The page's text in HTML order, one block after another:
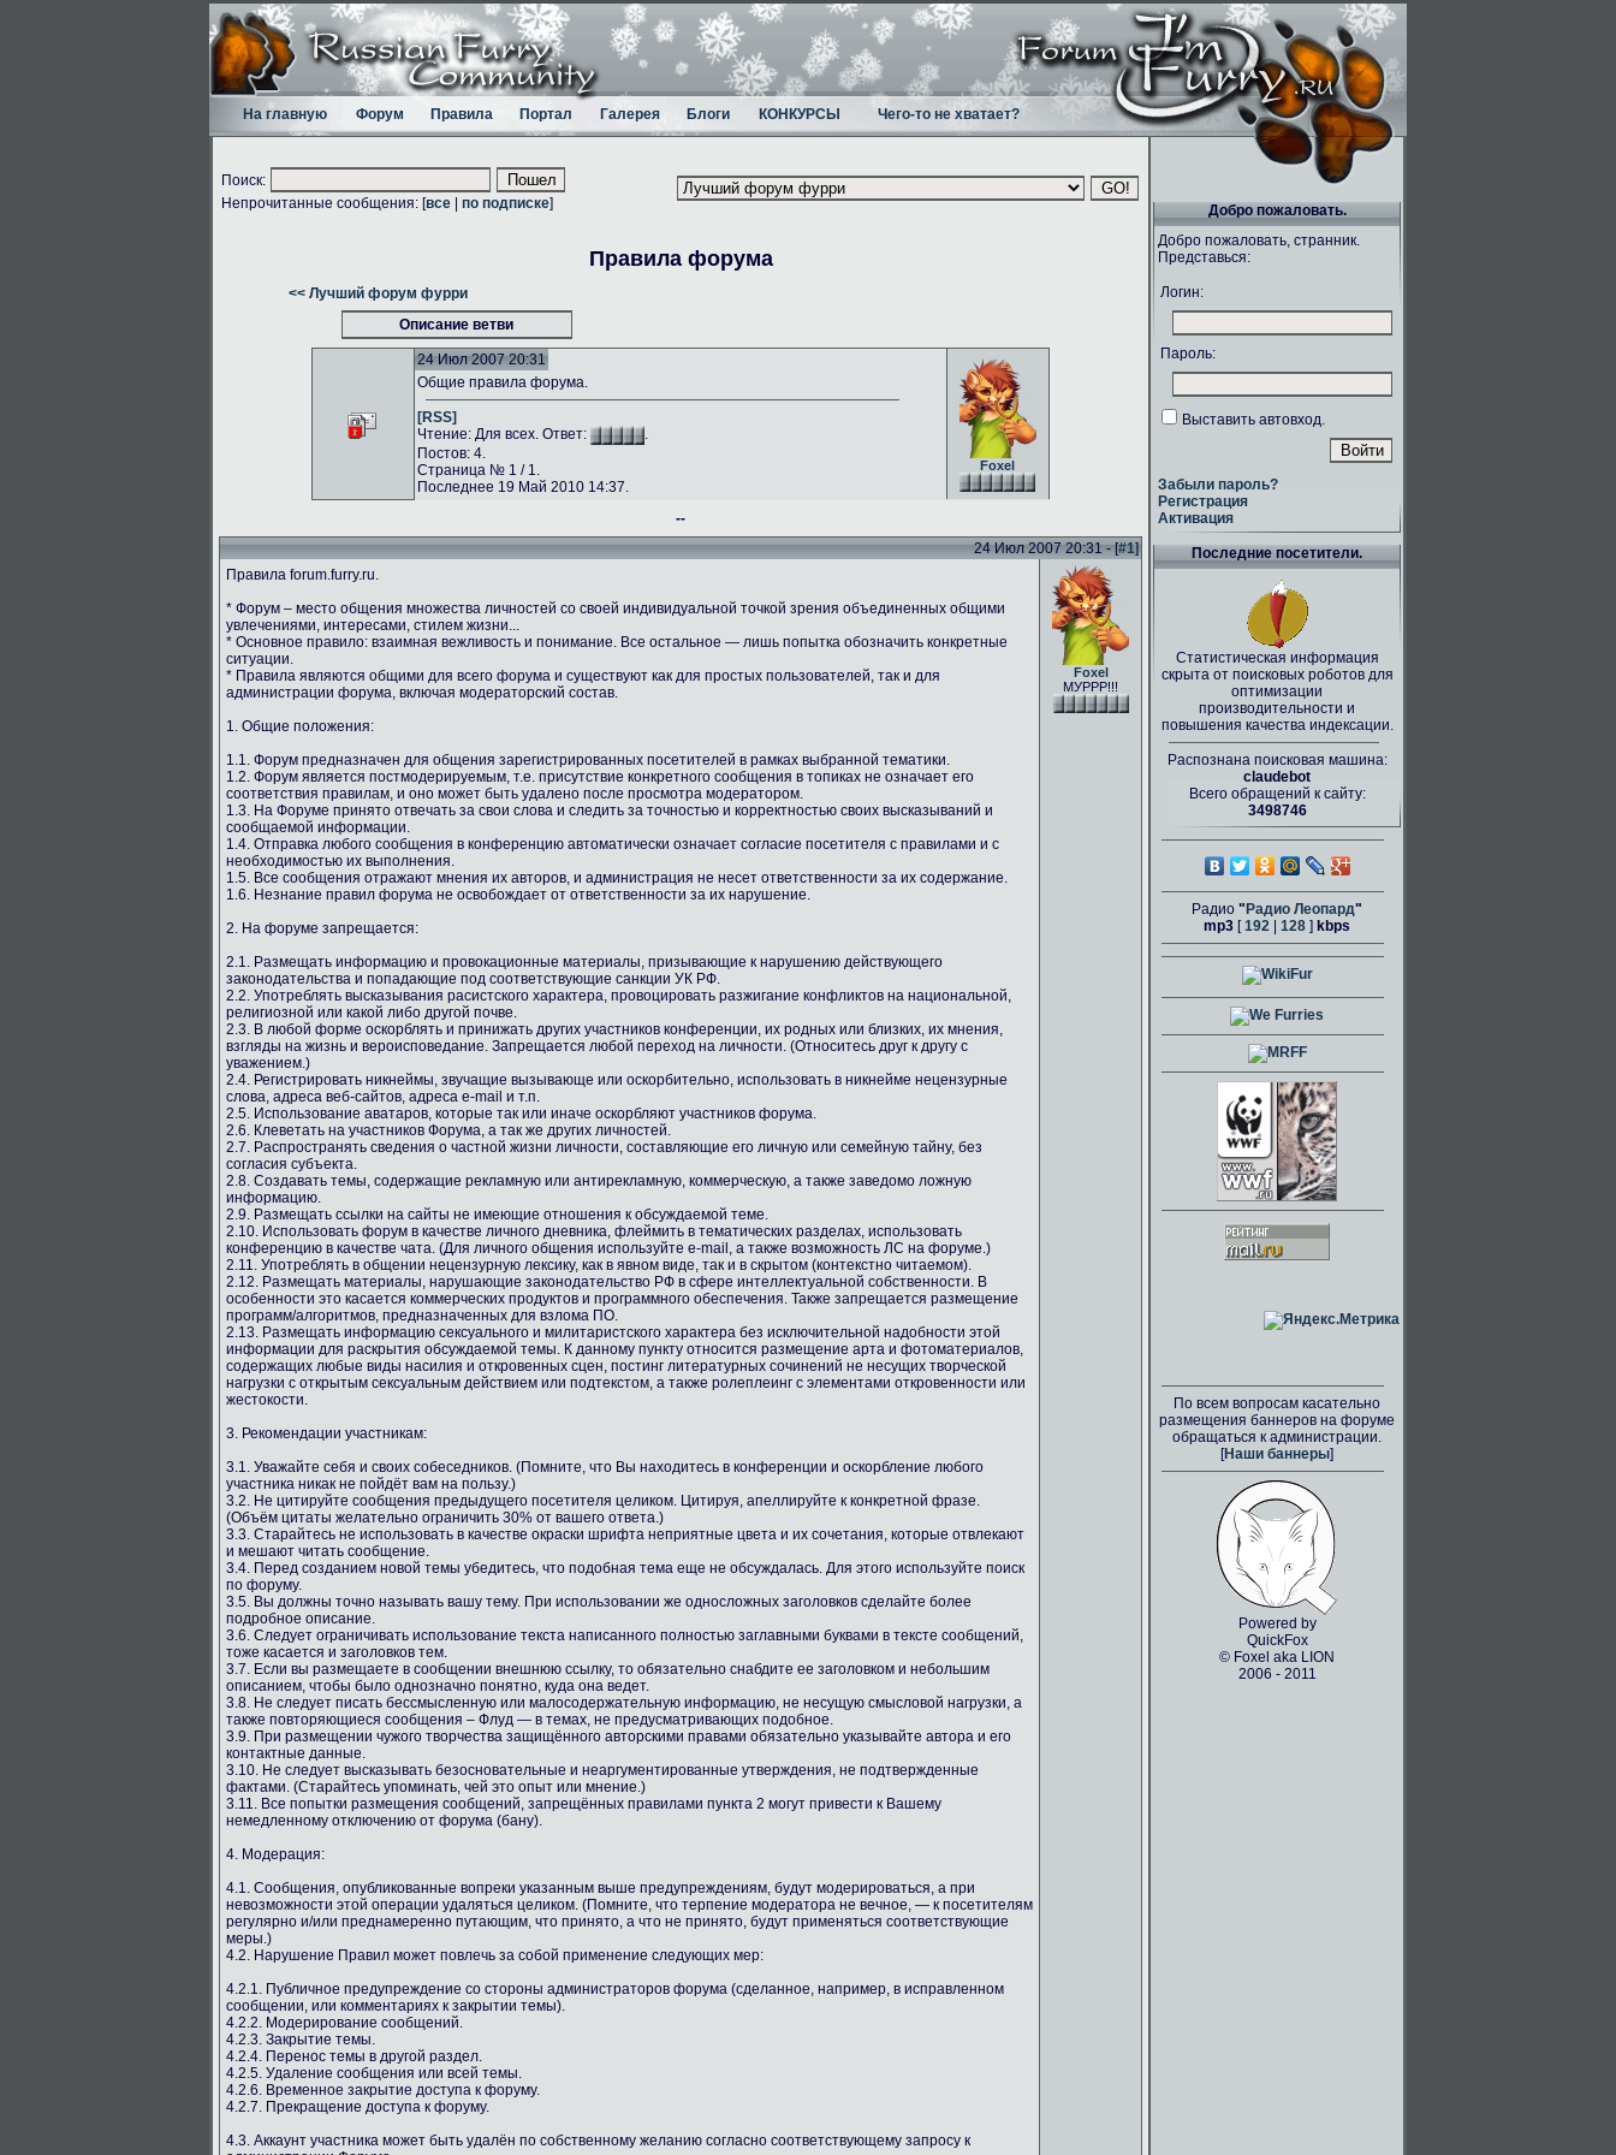
На главную Форум Правила Портал Галерея Блоги КОНКУРСЫ Чего-то не хватает?
Поиск:
Непрочитанные сообщения: [все по подписке]
Правила форума
<< Лучший форум фурри
Описание ветви
24 Июл 2007 20:31
Foxel
Общие правила форума.
[RSS]
Чтение: Для всех. Ответ:
.
Постов: 4.
Страница № 1 / 1.
Последнее 19 Май 2010 14:37.
--
24 Июл 2007 20:31 - [#1]
Правила forum.furry.ru.
* Форум – место общения множества личностей со своей индивидуальной точкой зрения объединенных общими
увлечениями, интересами, стилем жизни...
* Основное правило: взаимная вежливость и понимание. Все остальное — лишь попытка обозначить конкретные
ситуации.
* Правила являются общими для всего форума и существуют как для простых пользователей, так и для
администрации форума, включая модераторский состав.
1. Общие положения:
1.1. Форум предназначен для общения зарегистрированных посетителей в рамках выбранной тематики.
1.2. Форум является постмодерируемым, т.е. присутствие конкретного сообщения в топиках не означает его
соответствия правилам, и оно может быть удалено после просмотра модератором.
1.3. На Форуме принято отвечать за свои слова и следить за точностью и корректностью своих высказываний и
сообщаемой информации.
1.4. Отправка любого сообщения в конференцию автоматически означает согласие посетителя с правилами и с
необходимостью их выполнения.
1.5. Все сообщения отражают мнения их авторов, и администрация не несет ответственности за их содержание.
1.6. Незнание правил форума не освобождает от ответственности за их нарушение.
2. На форуме запрещается:
2.1. Размещать информацию и провокационные материалы, призывающие к нарушению действующего
законодательства и попадающие под соответствующие санкции УК РФ.
2.2. Употреблять высказывания расистского характера, провоцировать разжигание конфликтов на национальной,
религиозной или какой либо другой почве.
2.3. В любой форме оскорблять и принижать других участников конференции, их родных или близких, их мнения,
взгляды на жизнь и вероисповедание. Запрещается любой переход на личности. (Относитесь друг к другу с
уважением.)
2.4. Регистрировать никнеймы, звучащие вызывающе или оскорбительно, использовать в никнейме нецензурные
слова, адреса веб-сайтов, адреса e-mail и т.п.
2.5. Использование аватаров, которые так или иначе оскорбляют участников форума.
2.6. Клеветать на участников Форума, а так же других личностей.
2.7. Распространять сведения о частной жизни личности, составляющие его личную или семейную тайну, без
согласия субъекта.
2.8. Создавать темы, содержащие рекламную или антирекламную, коммерческую, а также заведомо ложную
информацию.
2.9. Размещать ссылки на сайты не имеющие отношения к обсуждаемой теме.
2.10. Использовать форум в качестве личного дневника, флеймить в тематических разделах, использовать
конференцию в качестве чата. (Для личного общения используйте e-mail, а также возможность ЛС на форуме.)
2.11. Употреблять в общении нецензурную лексику, как в явном виде, так и в скрытом (контекстно читаемом).
2.12. Размещать материалы, нарушающие законодательство РФ в сфере интеллектуальной собственности. В
особенности это касается коммерческих продуктов и программного обеспечения. Также запрещается размещение
программ/алгоритмов, предназначенных для взлома ПО.
2.13. Размещать информацию сексуального и милитаристского характера без исключительной надобности этой
информации для раскрытия обсуждаемой темы. К данному пункту относится размещение арта и фотоматериалов,
содержащих любые виды насилия и откровенных сцен, постинг литературных сочинений не несущих творческой
нагрузки с открытым сексуальным действием или подтекстом, а также ролеплеинг с элементами откровенности или
жестокости.
3. Рекомендации участникам:
3.1. Уважайте себя и своих собеседников. (Помните, что Вы находитесь в конференции и оскорбление любого
участника никак не пойдёт вам на пользу.)
3.2. Не цитируйте сообщения предыдущего посетителя целиком. Цитируя, апеллируйте к конкретной фразе.
(Объём цитаты желательно ограничить 30% от вашего ответа.)
3.3. Старайтесь не использовать в качестве окраски шрифта неприятные цвета и их сочетания, которые отвлекают
и мешают читать сообщение.
3.4. Перед созданием новой темы убедитесь, что подобная тема еще не обсуждалась. Для этого используйте поиск
по форуму.
3.5. Вы должны точно называть вашу тему. При использовании же односложных заголовков сделайте более
подробное описание.
3.6. Следует ограничивать использование текста написанного полностью заглавными буквами в тексте сообщений,
тоже касается и заголовков тем.
3.7. Если вы размещаете в сообщении внешнюю ссылку, то обязательно снабдите ее заголовком и небольшим
описанием, чтобы было однозначно понятно, куда она ведет.
3.8. Не следует писать бессмысленную или малосодержательную информацию, не несущую смысловой нагрузки, а
также повторяющиеся сообщения – Флуд — в темах, не предусматривающих подобное.
3.9. При размещении чужого творчества защищённого авторскими правами обязательно указывайте автора и его
контактные данные.
3.10. Не следует высказывать безосновательные и неаргументированные утверждения, не подтвержденные
фактами. (Старайтесь упоминать, чей это опыт или мнение.)
3.11. Все попытки размещения сообщений, запрещённых правилами пункта 2 могут привести к Вашему
немедленному отключению от форума (бану).
4. Модерация:
4.1. Сообщения, опубликованные вопреки указанным выше предупреждениям, будут модерироваться, а при
невозможности этой операции удаляться целиком. (Помните, что терпение модератора не вечное, — к посетителям
регулярно и/или преднамеренно путающим, что принято, а что не принято, будут применяться соответствующие
меры.)
4.2. Нарушение Правил может повлечь за собой применение следующих мер:
4.2.1. Публичное предупреждение со стороны администраторов форума (сделанное, например, в исправленном
сообщении, или комментариях к закрытии темы).
4.2.2. Модерирование сообщений.
4.2.3. Закрытие темы.
4.2.4. Перенос темы в другой раздел.
4.2.5. Удаление сообщения или всей темы.
4.2.6. Временное закрытие доступа к форуму.
4.2.7. Прекращение доступа к форуму.
4.3. Аккаунт участника может быть удалён по собственному желанию согласно соответствующему запросу к
Foxel
МУРРР!!!
Добро пожаловать.
Добро пожаловать, странник.
Представься:
Логин:
Пароль:
Выставить автовход.
Забыли пароль?
Регистрация
Активация
Последние посетители.
Статистическая информация
скрыта от поисковых роботов для
оптимизации
производительности и
повышения качества индексации.
Распознана поисковая машина:
claudebot
Всего обращений к сайту:
3498746
Радио " Радио Леопард"
mp3 [192 128 ] kbps
По всем вопросам касательно
размещения баннеров на форуме
обращаться к администрации.
[Наши баннеры]
Powered by
QuickFox
© Foxel aka LION
2006 - 2011